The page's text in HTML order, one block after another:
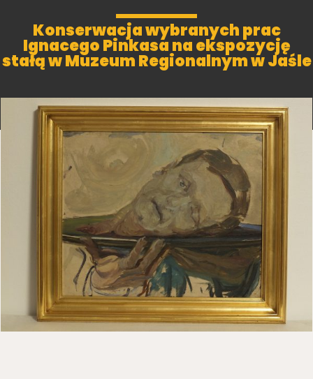
Konserwacja wybranych prac
Ignacego Pinkasa na ekspozycję
stałą w Muzeum Regionalnym w Jaśle